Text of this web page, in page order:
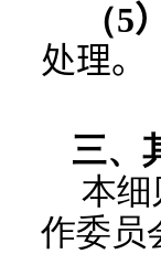
（5
处理。
三、
本
作委员